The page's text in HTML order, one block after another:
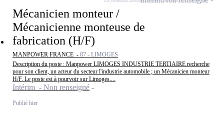
Mécanicien monteur /
Mécanicienne monteuse de
fabrication (H/F)
MANPOWER FRANCE - 87 - LIMOGES
Description du poste : Manpower LIMOGES INDUSTRIE TERTIAIRE recherche
pour son client, un acteur du secteur l'industrie automobile ; un Mécanicien monteur
H/F. Le poste est à pourvoir sur Limoges....
Intérim - Non renseigné
Publié hier